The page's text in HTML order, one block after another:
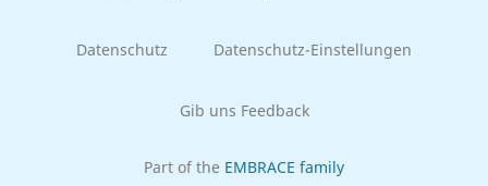
Datenschutz Datenschutz-Einstellungen
Gib uns Feedback
Part of the EMBRACE family